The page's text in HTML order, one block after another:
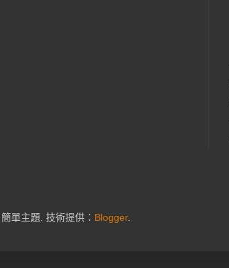
簡單主題. 技術提供： Blogger.